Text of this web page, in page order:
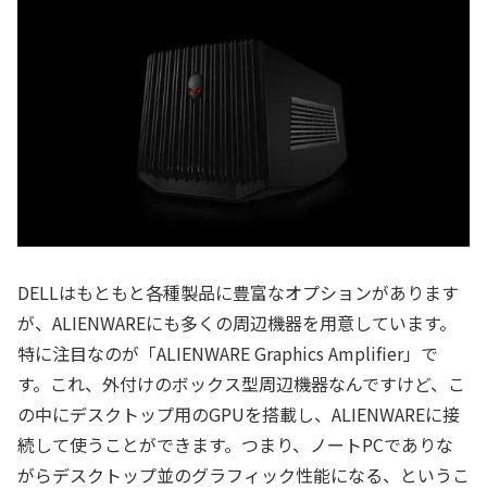
DELLはもともと各種製品に豊富なオプションがあります
が、ALIENWAREにも多くの周辺機器を用意しています。
特に注目なのが「ALIENWARE Graphics Amplifier」で
す。これ、外付けのボックス型周辺機器なんですけど、こ
の中にデスクトップ用のGPUを搭載し、ALIENWAREに接
続して使うことができます。つまり、ノートPCでありな
がらデスクトップ並のグラフィック性能になる、というこ